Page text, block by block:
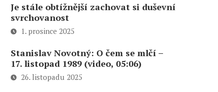
Je stále obtížnější zachovat si duševní
svrchovanost
1. prosince 2025
Stanislav Novotný: O čem se mlčí –
17. listopad 1989 (video, 05:06)
26. listopadu 2025